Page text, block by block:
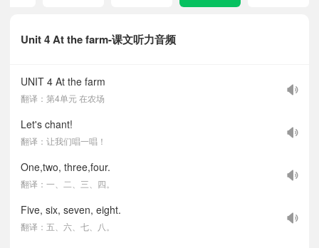
Unit 4 At the farm-课文听力音频
UNIT 4 At the farm
翻译：第4单元 在农场
Let's chant!
翻译：让我们唱一唱！
One,two, three,four.
翻译：一、二、三、四。
Five, six, seven, eight.
翻译：五、六、七、八。